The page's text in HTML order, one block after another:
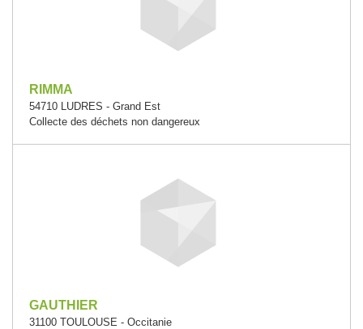
RIMMA
54710 LUDRES - Grand Est
Collecte des déchets non dangereux
GAUTHIER
31100 TOULOUSE - Occitanie